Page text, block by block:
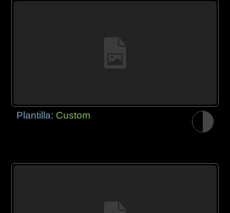
Plantilla: Custom